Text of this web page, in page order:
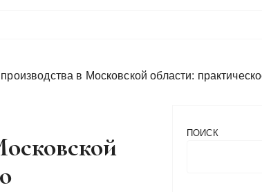
в Московской области:
ПОИСК